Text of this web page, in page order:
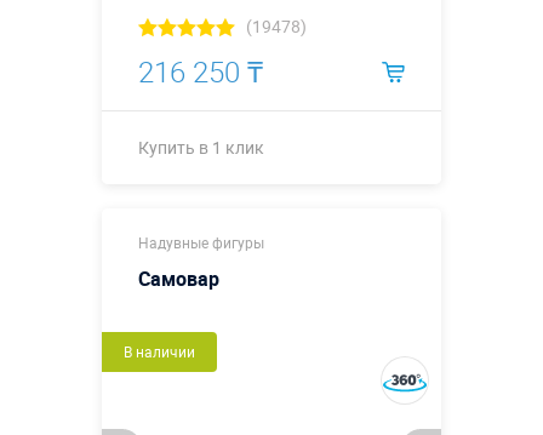
(19478)
216 250 ₸
Купить в 1 клик
Надувные фигуры
Самовар
В наличии